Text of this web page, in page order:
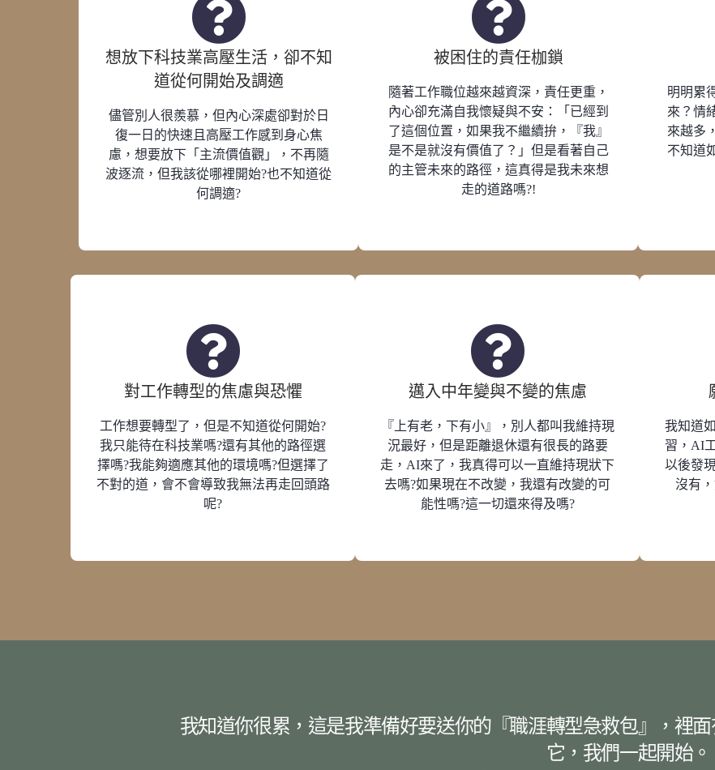
想放下科技業高壓生活，卻不知
道從何開始及調適
儘管別人很羨慕，但內心深處卻對於日
復一日的快速且高壓工作感到身心焦
慮，想要放下「主流價值觀」，不再隨
波逐流，但我該從哪裡開始?也不知道從
何調適?
被困住的責任枷鎖
隨著工作職位越來越資深，責任更重，
內心卻充滿自我懷疑與不安：「已經到
了這個位置，如果我不繼續拚，『我』
是不是就沒有價值了？」但是看著自己
的主管未來的路徑，這真得是我未來想
走的道路嗎?!
明明累
來？情
來越多
不知道
對工作轉型的焦慮與恐懼
工作想要轉型了，但是不知道從何開始?
我只能待在科技業嗎?還有其他的路徑選
擇嗎?我能夠適應其他的環境嗎?但選擇了
不對的道，會不會導致我無法再走回頭路
呢?
邁入中年變與不變的焦慮
『上有老，下有小』，別人都叫我維持現
況最好，但是距離退休還有很長的路要
走，AI來了，我真得可以一直維持現狀下
去嗎?如果現在不改變，我還有改變的可
能性嗎?這一切還來得及嗎?
我知道
習，AI
以後發
沒有
我知道你很累，這是我準備好要送你的『職涯轉型急救包』，裡
它，我們一起開始。